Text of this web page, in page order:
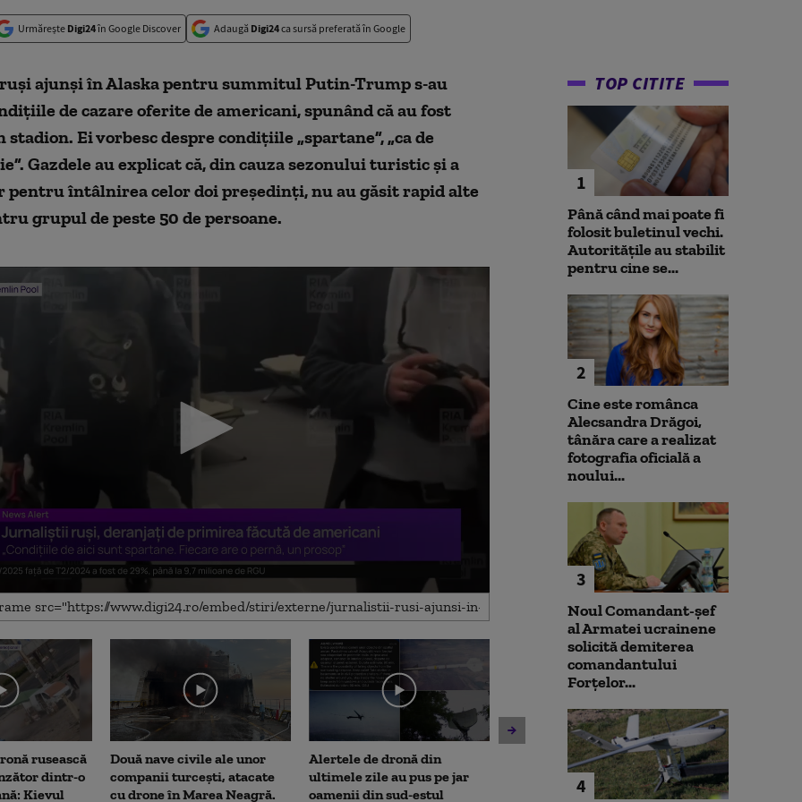
Urmărește Digi24în Google Discover Adaugă Digi24ca sursă preferată în Google
ajunși în Alaska pentru summitul Putin-Trump s-au
de cazare oferite de americani, spunând că au fost
stadion. Ei vorbesc despre condițiile „spartane”, „ca de
Gazdele au explicat că, din cauza sezonului turistic și a
întâlnirea celor doi președinți, nu au găsit rapid alte
grupul de peste 50 de persoane.
rusească
dintr-o
Kievul
Două nave civile ale unor
companii turcești, atacate
cu drone în Marea Neagră.
Alertele de dronă din
ultimele zile au pus pe jar
oamenii din sud-estul
Noi verificări pe aeroportul
din Leipzig: sute de polițiști
caută o a doua dronă.
Societatea de
București și-a
insolvența
TOP CITITE
1
Până când mai poate fi
folosit buletinul vechi.
Autoritățile au stabilit
pentru cine se...
2
Cine este românca
Alecsandra Drăgoi,
tânăra care a realizat
fotografia oficială a
noului...
3
Noul Comandant-șef
al Armatei ucrainene
solicită demiterea
comandantului
Forțelor...
4